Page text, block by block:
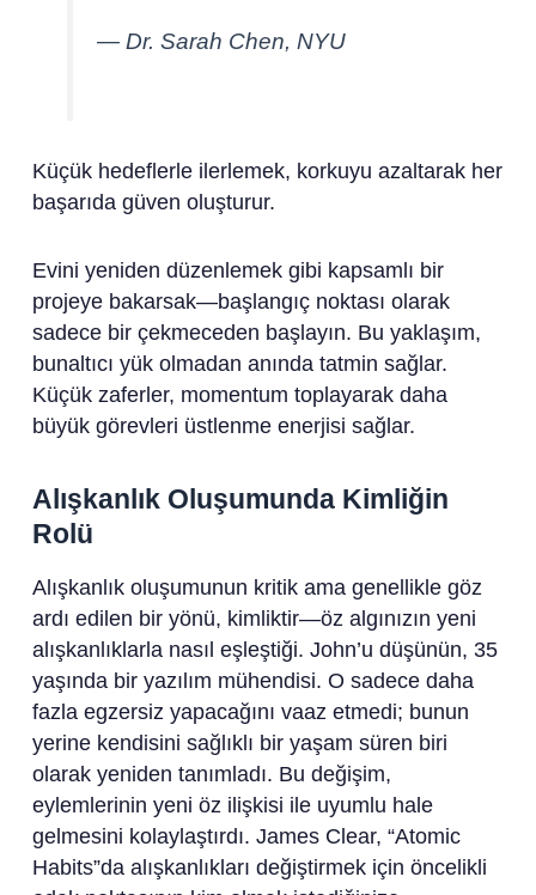
— Dr. Sarah Chen, NYU
Küçük hedeflerle ilerlemek, korkuyu azaltarak her
başarıda güven oluşturur.
Evini yeniden düzenlemek gibi kapsamlı bir
projeye bakarsak—başlangıç noktası olarak
sadece bir çekmeceden başlayın. Bu yaklaşım,
bunaltıcı yük olmadan anında tatmin sağlar.
Küçük zaferler, momentum toplayarak daha
büyük görevleri üstlenme enerjisi sağlar.
Alışkanlık Oluşumunda Kimliğin
Rolü
Alışkanlık oluşumunun kritik ama genellikle göz
ardı edilen bir yönü, kimliktir—öz algınızın yeni
alışkanlıklarla nasıl eşleştiği. John’u düşünün, 35
yaşında bir yazılım mühendisi. O sadece daha
fazla egzersiz yapacağını vaaz etmedi; bunun
yerine kendisini sağlıklı bir yaşam süren biri
olarak yeniden tanımladı. Bu değişim,
eylemlerinin yeni öz ilişkisi ile uyumlu hale
gelmesini kolaylaştırdı. James Clear, “Atomic
Habits”da alışkanlıkları değiştirmek için öncelikli